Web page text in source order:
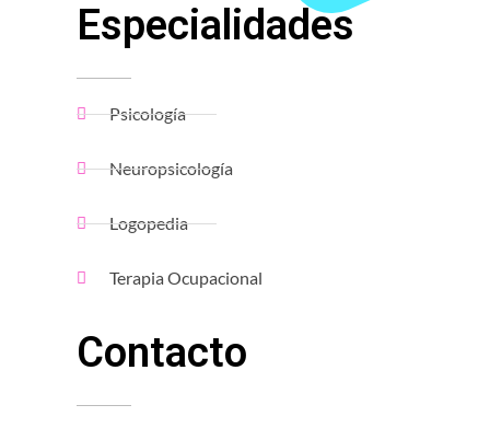
Especialidades
Psicología
Neuropsicología
Logopedia
Terapia Ocupacional
Contacto